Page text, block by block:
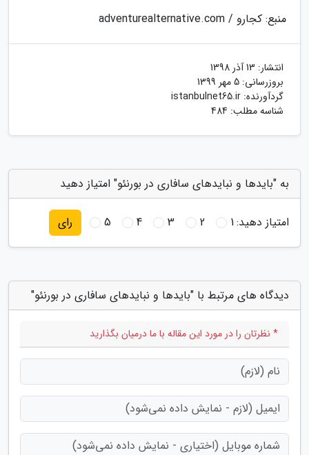
منبع: کجارو / adventurealternative.com
انتشار: 13 آذر 1398
بروزرسانی: 5 مهر 1399
گردآورنده: istanbulnet65.ir
شناسه مطلب: 484
به "بایدها و نبایدهای سافاری در بورنئو" امتیاز دهید
امتیاز دهید:1
2
3
4
5 رای
دیدگاه های مرتبط با "بایدها و نبایدهای سافاری در بورنئو"
* نظرتان را در مورد این مقاله با ما درمیان بگذارید